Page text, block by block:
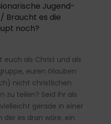
Jugend-
Braucht es die
noch?
euch als Christ und als
euren Glauben
nicht christlichen
zu teilen? Seid ihr als
gerade in einer
der es dran wäre, ein